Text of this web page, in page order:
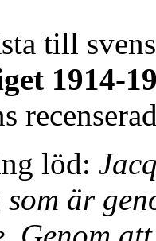
till
1914-
löd: J
är